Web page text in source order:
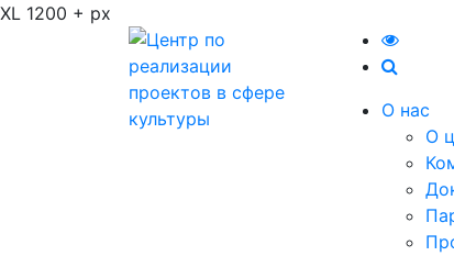
XL 1200 + px
О нас
О